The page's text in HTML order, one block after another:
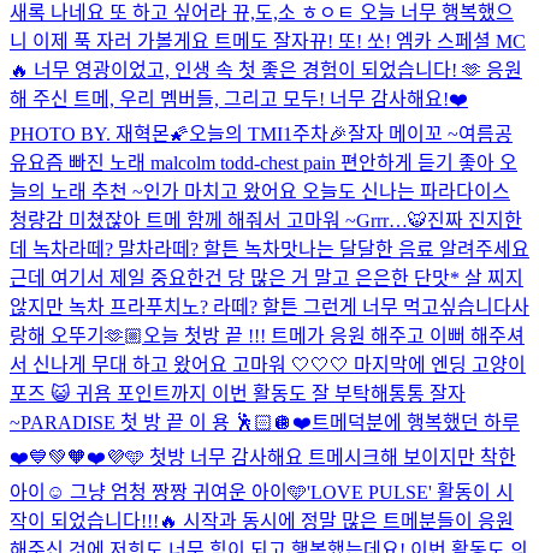
새록 나네요 또 하고 싶어라 뀨,도,소 ㅎㅇㅌ 오늘 너무 행복했으
니 이제 푹 자러 가볼게요 트메도 잘자뀨! 또! 쏘! 엠카 스페셜 MC
🔥 너무 영광이었고, 인생 속 첫 좋은 경험이 되었습니다! 🫶 응원
해 주신 트메, 우리 멤버들, 그리고 모두! 너무 감사해요!❤️
PHOTO BY. 재혁몬🌠오늘의 TMI1주차🎉잘자 메이꼬 ~여름공
유요즘 빠진 노래 malcolm todd-chest pain 편안하게 듣기 좋아 오
늘의 노래 추천 ~인가 마치고 왔어요 오늘도 신나는 파라다이스
청량감 미쳤잖아 트메 함께 해줘서 고마워 ~Grrr…🐯진짜 진지한
데 녹차라떼? 말차라떼? 할튼 녹차맛나는 달달한 음료 알려주세요
근데 여기서 제일 중요한건 당 많은 거 말고 은은한 단맛* 살 찌지
않지만 녹차 프라푸치노? 라떼? 할튼 그런게 너무 먹고싶습니다사
랑해 오뚜기🫶🏼 오늘 첫방 끝 !!! 트메가 응원 해주고 이뻐 해주셔
서 신나게 무대 하고 왔어요 고마워 🤍🤍🤍 마지막에 엔딩 고양이
포즈 😺 귀욤 포인트까지 이번 활동도 잘 부탁해통통 잘자
~PARADISE 첫 방 끝 이 용 🕺🏻🪩 ❤️트메덕분에 행복했던 하루
❤️💙💚🧡❤️💜🩵 첫방 너무 감사해요 트메 시크해 보이지만 착한
아이☺️ 그냥 엄청 짱짱 귀여운 아이🩵'LOVE PULSE' 활동이 시
작이 되었습니다!!!🔥 시작과 동시에 정말 많은 트메분들이 응원